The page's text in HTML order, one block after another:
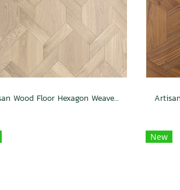
Artisan Wood Floor Hexagon Weave Passion
New